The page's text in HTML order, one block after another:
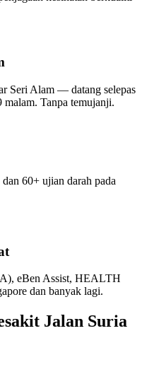
Seri Alam — datang selepas
Tanpa temujanji.
60+ ujian darah pada
eBen Assist, HEALTH
dan banyak lagi.
Jalan Suria